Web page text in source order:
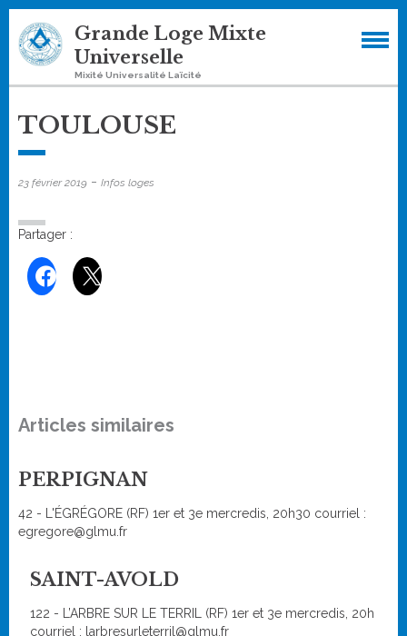
Skip
to
content
Grande Loge Mixte
Universelle
Mixité Universalité Laïcité
TOULOUSE
23 février 2019 - Infos loges
Partager :
Articles similaires
PERPIGNAN
42 - L'ÉGRÉGORE (RF) 1er et 3e mercredis, 20h30 courriel :
egregore@glmu.fr
SAINT-AVOLD
122 - L’ARBRE SUR LE TERRIL (RF) 1er et 3e mercredis, 20h
courriel : larbresurleterril@glmu.fr